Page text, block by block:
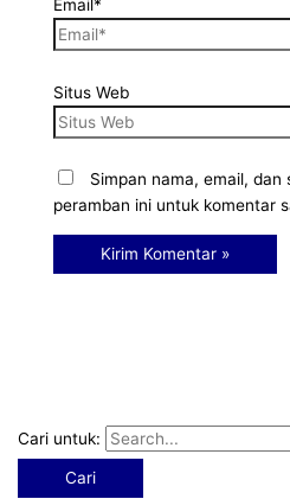
Cari untuk:
Email*
Situs Web
Simpan nama, email, dan
peramban ini untuk komentar